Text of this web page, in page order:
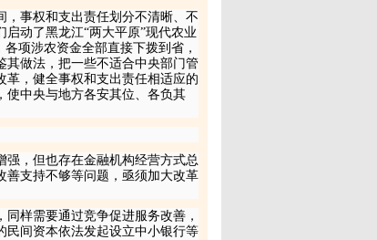
，事权和支出责任划分不清晰、不
动了黑龙江“两大平原”现代农业
项涉农资金全部直接下拨到省，
其做法，把一些不适合中央部门管
革，健全事权和支出责任相适应的
使中央与地方各安其位、各负其
强，但也存在金融机构经营方式总
善支持不够等问题，亟须加大改革
样需要通过竞争促进服务改善，
民间资本依法发起设立中小银行等